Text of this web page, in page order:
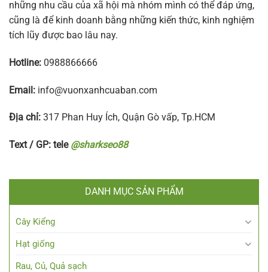
những nhu cầu của xã hội mà nhóm mình có thể đáp ứng,
cũng là để kinh doanh bằng những kiến thức, kinh nghiệm
tích lũy được bao lâu nay.
Hotline: 0988866666
Email: info@vuonxanhcuaban.com
Địa chỉ: 317 Phan Huy Ích, Quận Gò vấp, Tp.HCM
Text / GP: tele @sharkseo88
DANH MỤC SẢN PHẨM
Cây Kiểng
Hạt giống
Rau, Củ, Quả sạch